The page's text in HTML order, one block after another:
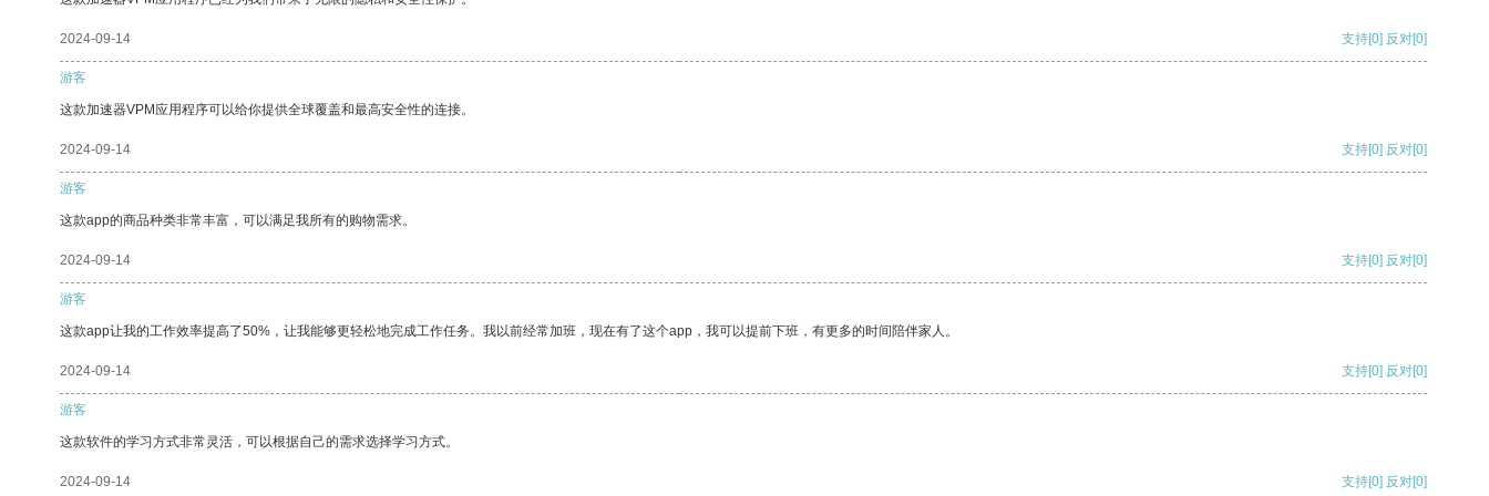
2024-09-14 支持[0] 反对[0]
游客
这款加速器VPM应用程序可以给你提供全球覆盖和最高安全性的连接。
2024-09-14 支持[0] 反对[0]
游客
这款app的商品种类非常丰富，可以满足我所有的购物需求。
2024-09-14 支持[0] 反对[0]
游客
这款app让我的工作效率提高了50%，让我能够更轻松地完成工作任务。我以前经常加班，现在有了这个app，我可以提前下班，有更多的时间陪伴家人。
2024-09-14 支持[0] 反对[0]
游客
这款软件的学习方式非常灵活，可以根据自己的需求选择学习方式。
2024-09-14 支持[0] 反对[0]